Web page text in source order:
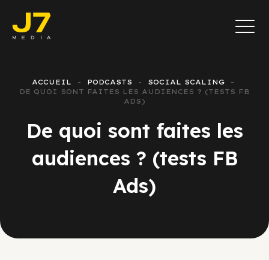
ACCUEIL PODCASTS
SOCIAL SCALING
DE QUOI SONT FAITES LES AUDIENCES ? (TESTS FB
ADS)
De quoi sont faites les
audiences ? (tests FB
Ads)